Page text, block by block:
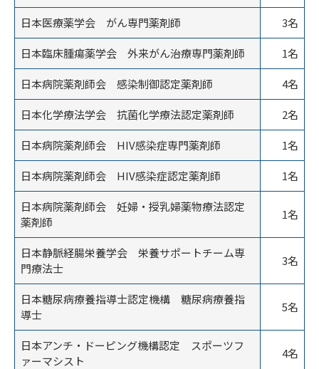
日本医療薬学会 がん専門薬剤師 3名
日本臨床腫瘍薬学会 外来がん治療専門薬剤師 1名
日本病院薬剤師会 感染制御認定薬剤師 4名
日本化学療法学会 抗菌化学療法認定薬剤師 2名
日本病院薬剤師会 HIV感染症専門薬剤師 1名
日本病院薬剤師会 HIV感染症認定薬剤師 1名
日本病院薬剤師会 妊婦・授乳婦薬物療法認定
薬剤師
1名
日本静脈経腸栄養学会 栄養サポートチーム専
門療法士
3名
日本糖尿病療養指導士認定機構 糖尿病療養指
導士
5名
日本アンチ・ドーピング機構認定 スポーツフ
ァーマシスト
4名